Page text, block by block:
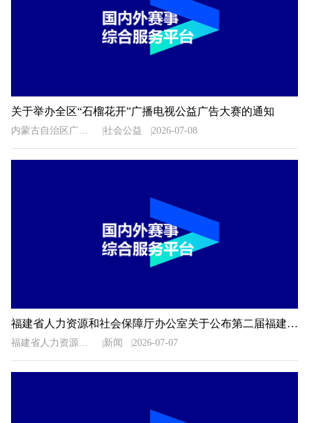
关于举办全区“石榴花开”广播电视公益广告大赛的通知
内蒙古自治区广播电视局 社会公益 2026-07-08
福建省人力资源和社会保障厅办公室关于公布第二届福建省“青春之歌”创业创新大赛获奖名单的通知
福建省人力资源和社会保障厅办公室 新闻 2026-07-07